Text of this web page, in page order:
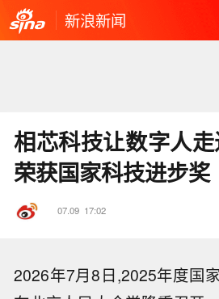
新浪新闻
相芯科技让数字人走
荣获国家科技进步奖
07.09 17:02
2026年7月8日,2025年度国